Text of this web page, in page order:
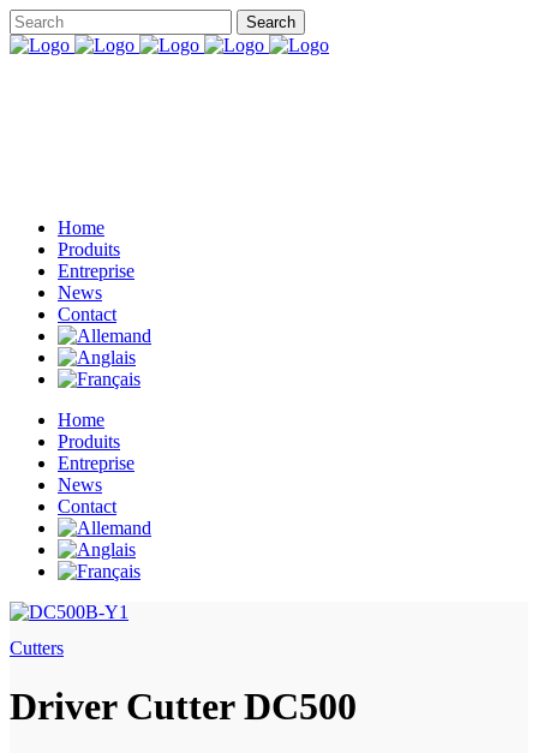
Home
Produits
Entreprise
News
Contact
Home
Produits
Entreprise
News
Contact
Cutters
Driver Cutter DC500